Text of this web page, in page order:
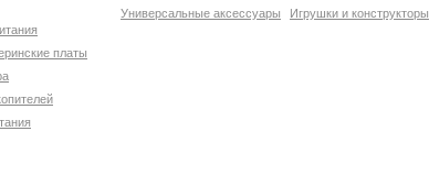
Универсальные аксессуары
Игрушки и конструкторы
платы